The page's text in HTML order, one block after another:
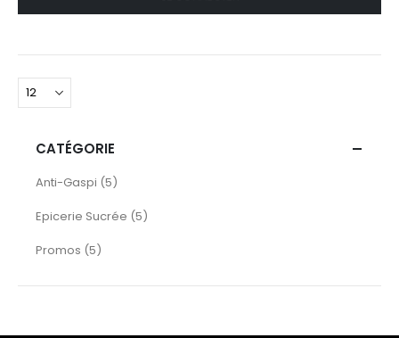
CATÉGORIE
Anti-Gaspi 5
articles
Epicerie Sucrée 5
articles
Promos 5
articles